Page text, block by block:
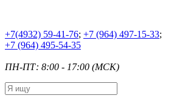
+7(4932) 59-41-76; +7 (964) 497-15-33;
+7 (964) 495-54-35
ПН-ПТ: 8:00 - 17:00 (МСК)